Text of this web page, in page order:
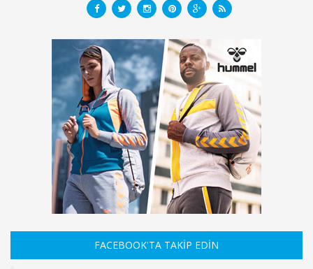
FACEBOOK'TA TAKİP EDİN